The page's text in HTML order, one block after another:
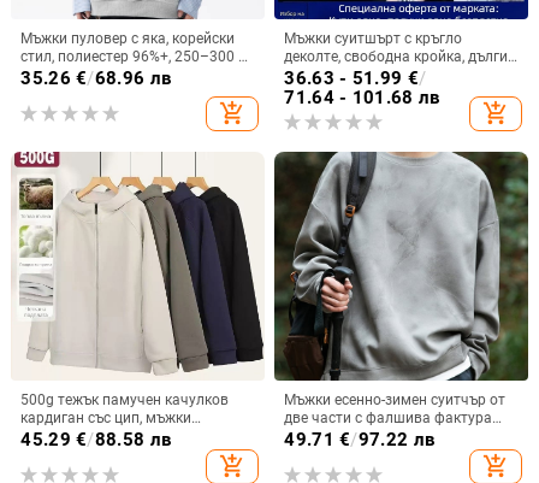
Мъжки пуловер с яка, корейски
стил, полиестер 96%+, 250–300 g,
дълги ръкави, свободен силует,
35.26 €/68.96 лв
add_shopping_cart
Мъжки суитшърт с кръгло
деколте, свободна кройка, дълги
ръкави, едноцветен с релефен
принт, пролет и есен, лек,
ежедневен стил
36.63 - 51.99 €/
71.64 - 101.68 лв
add_shopping_cart
500g тежък памучен качулков
кардиган със цип, мъжки
ежедневен стил, есен 2024
45.29 €/88.58 лв
add_shopping_cart
Мъжки есенно-зимен суитчър от
две части с фалшива фактура
Hanpai, модерен, за планински
спортове на открито, с дълъг
ръкав
49.71 €/97.22 лв
add_shopping_cart